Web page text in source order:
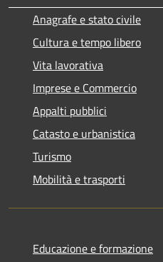
Anagrafe e stato civile
Cultura e tempo libero
Vita lavorativa
Imprese e Commercio
Appalti pubblici
Catasto e urbanistica
Turismo
Mobilità e trasporti
Educazione e formazione